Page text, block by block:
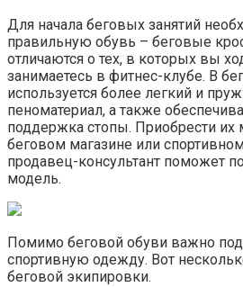
Для начала беговых занятий
правильную обувь – беговые
отличаются о тех, в которых вы
занимаетесь в фитнес-клубе. В
используется более легкий и
пеноматериал, а также
поддержка стопы. Приобрести
беговом магазине или
продавец-консультант поможет
модель.
Помимо беговой обуви важно
спортивную одежду. Вот
беговой экипировки.